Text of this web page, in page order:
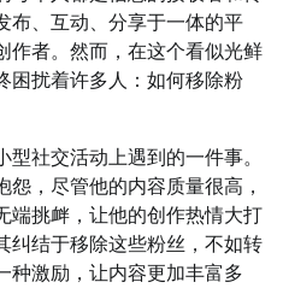
布、互动、分享于一体的平
作者。然而，在这个看似光鲜
困扰着许多人：如何移除粉
社交活动上遇到的一件事。
，尽管他的内容质量很高，
端挑衅，让他的创作热情大打
纠结于移除这些粉丝，不如转
种激励，让内容更加丰富多